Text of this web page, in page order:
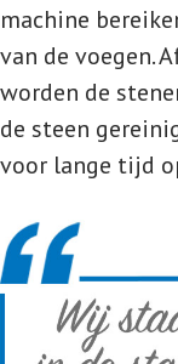
machine
van de voegen.
worden de
de steen
voor lange tijd